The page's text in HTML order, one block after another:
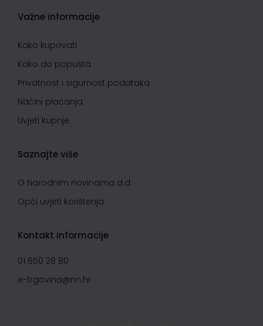
Važne informacije
Kako kupovati
Kako do popusta
Privatnost i sigurnost podataka
Načini plaćanja
Uvjeti kupnje
Saznajte više
O Narodnim novinama d.d.
Opći uvjeti korištenja
Kontakt informacije
01 650 28 80
e-trgovina@nn.hr